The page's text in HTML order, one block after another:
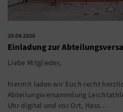
29.04.2026
Einladung zur
Liebe Mitglieder,
hiermit laden wir Euch recht
Abteilungsversammlung
Uhr digital und vor Ort, Hass…